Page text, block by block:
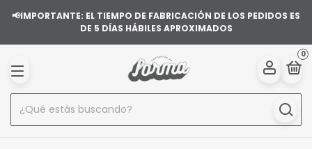
📢IMPORTANTE: EL TIEMPO DE FABRICACIÓN DE LOS PEDIDOS ES
DE 5 DÍAS HÁBILES APROXIMADOS
0